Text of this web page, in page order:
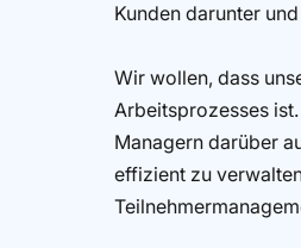
Kunden darunter
Wir wollen, dass
Arbeitsprozesses
Managern darüber
effizient zu